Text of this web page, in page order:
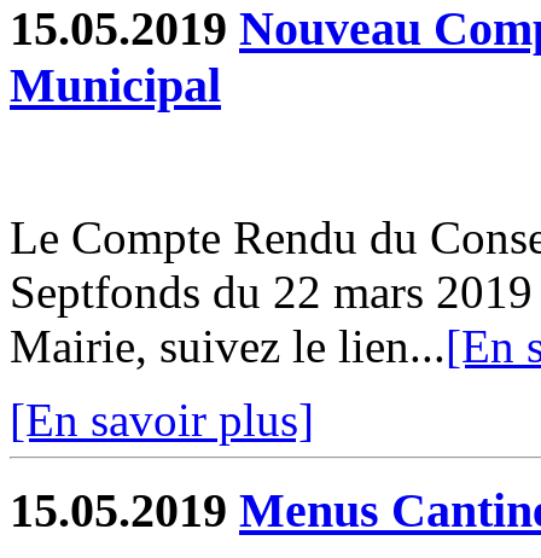
15.05.2019 Nouveau
Municipal
Le Compte Rendu du
Septfonds du 22 mars
Mairie, suivez le lien...[En
[En savoir plus]
15.05.2019 Menus